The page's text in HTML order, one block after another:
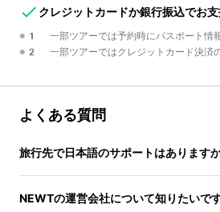
クレジットカードか銀行振込でお
※1 一部ツアーでは予約時にパスポート情報
※2 一部ツアーではクレジットカード決済の
よくある質問
旅行先で日本語のサポートはあります
NEWTの運営会社について知りたいで